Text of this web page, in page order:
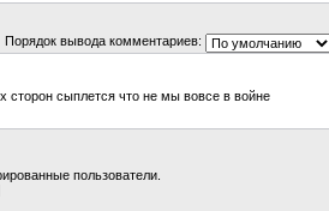
Порядок вывода комментариев:
сторон сыплется что не мы вовсе в войне
пользователи.